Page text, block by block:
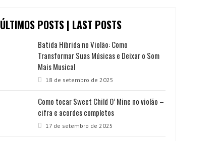
ÚLTIMOS POSTS | LAST POSTS
Batida Híbrida no Violão: Como
Transformar Suas Músicas e Deixar o Som
Mais Musical
18 de setembro de 2025
Como tocar Sweet Child O’ Mine no violão –
cifra e acordes completos
17 de setembro de 2025